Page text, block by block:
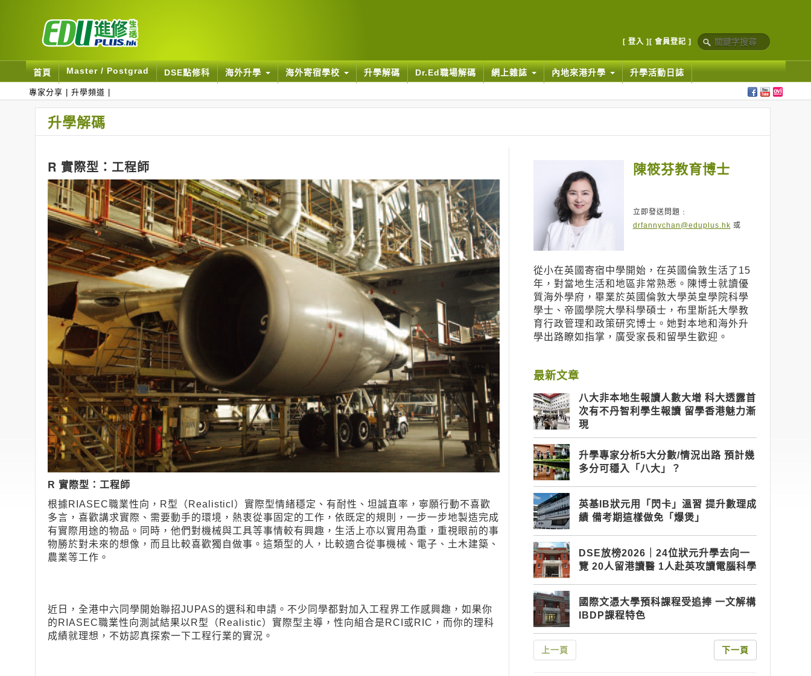
[ 登入 ] [ 會員登記 ]
首頁 Master / Postgrad DSE點修科 海外升學 海外寄宿學校 升學解碼 Dr.Ed職場解碼 網上雜誌 內地來港升學 升學活動日誌
專家分享 升學頻道
升學解碼
R 實際型：工程師
R 實際型：工程師
根據RIASEC職業性向，R型（Realisticl）實際型情緒穩定、有耐性、坦誠直率，寧願行動不喜歡
多言，喜歡講求實際、需要動手的環境，熱衷從事固定的工作，依既定的規則，一步一步地製造完成
有實際用途的物品。同時，他們對機械與工具等事情較有興趣，生活上亦以實用為重，重視眼前的事
物勝於對未來的想像，而且比較喜歡獨自做事。這類型的人，比較適合從事機械、電子、土木建築、
農業等工作。
近日，全港中六同學開始聯招JUPAS的選科和申請。不少同學都對加入工程界工作感興趣，如果你
的RIASEC職業性向測試結果以R型（Realistic）實際型主導，性向組合是RCI或RIC，而你的理科
成績就理想，不妨認真探索一下工程行業的實況。
陳筱芬教育博士
立即發送問題﹕
drfannychan@eduplus.hk 或
從小在英國寄宿中學開始，在英國倫敦生活了15
年，對當地生活和地區非常熟悉。陳博士就讀優
質海外學府，畢業於英國倫敦大學英皇學院科學
學士、帝國學院大學科學碩士，布里斯託大學教
育行政管理和政策研究博士。她對本地和海外升
學出路瞭如指掌，廣受家長和留學生歡迎。
最新文章
八大非本地生報讀人數大增 科大透露首
次有不丹智利學生報讀 留學香港魅力漸
現
升學專家分析5大分數/情況出路 預計幾
多分可穩入「八大」？
英基IB狀元用「閃卡」溫習 提升數理成
績 備考期這樣做免「爆煲」
DSE放榜2026｜24位狀元升學去向一
覽 20人留港讀醫 1人赴英攻讀電腦科學
國際文憑大學預科課程受追捧 一文解構
IBDP課程特色
上一頁 下一頁